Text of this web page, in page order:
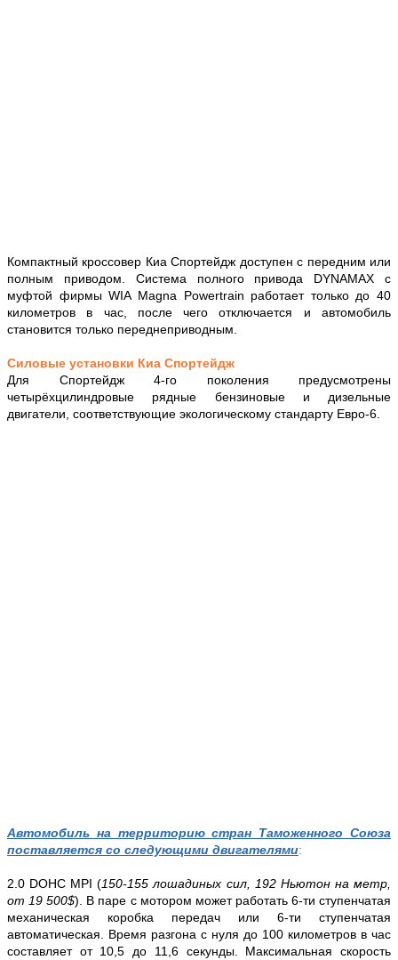
Компактный кроссовер Киа Спортейдж доступен с передним или
полным приводом. Система полного привода DYNAMAX с
муфтой фирмы WIA Magna Powertrain работает только до 40
километров в час, после чего отключается и автомобиль
становится только переднеприводным.
Силовые установки Киа Спортейдж
Для Спортейдж 4-го поколения предусмотрены
четырёхцилиндровые рядные бензиновые и дизельные
двигатели, соответствующие экологическому стандарту Евро-6.
Автомобиль на территорию стран Таможенного Союза
поставляется со следующими двигателями:
2.0 DOHC MPI (150-155 лошадиных сил, 192 Ньютон на метр,
от 19 500$). В паре с мотором может работать 6-ти ступенчатая
механическая коробка передач или 6-ти ступенчатая
автоматическая. Время разгона с нуля до 100 километров в час
составляет от 10,5 до 11,6 секунды. Максимальная скорость